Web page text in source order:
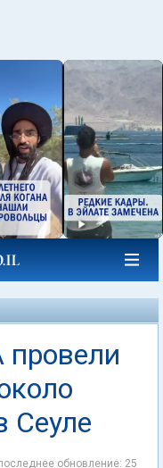
провели
Сеуле
обновление: 25